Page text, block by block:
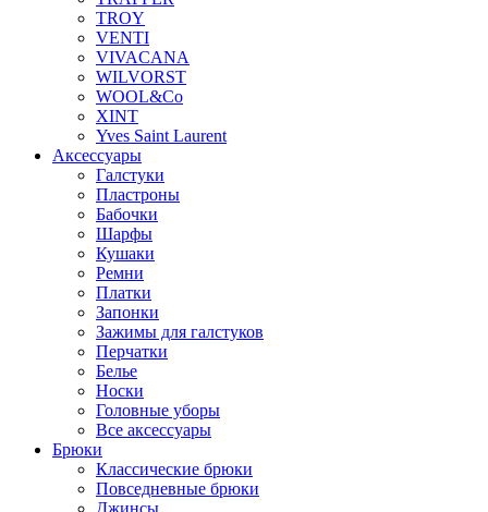
TROY
VENTI
VIVACANA
WILVORST
WOOL&Co
XINT
Yves Saint Laurent
Аксессуары
Галстуки
Пластроны
Бабочки
Шарфы
Кушаки
Ремни
Платки
Запонки
Зажимы для галстуков
Перчатки
Белье
Носки
Головные уборы
Все аксессуары
Брюки
Классические брюки
Повседневные брюки
Джинсы